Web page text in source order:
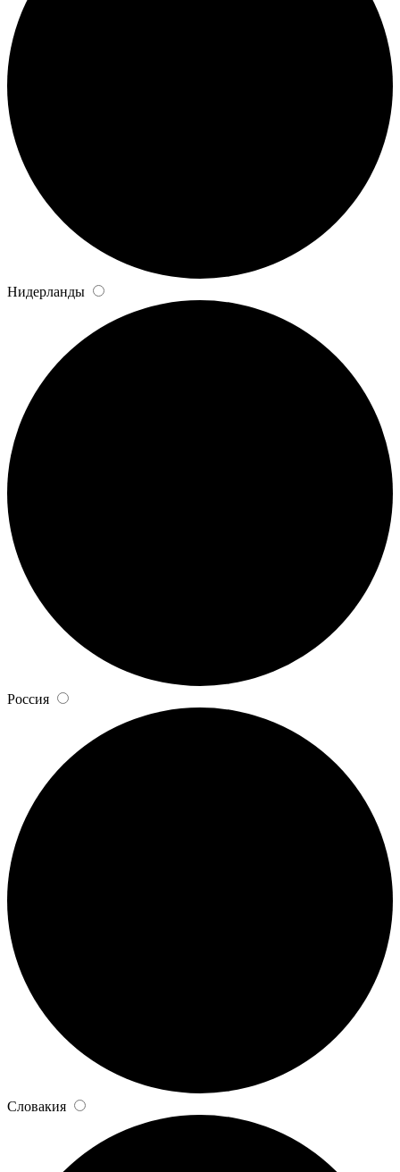
Нидерланды
Россия
Словакия